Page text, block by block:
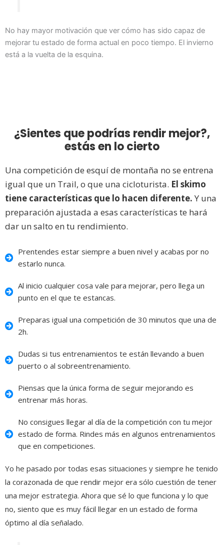
No hay mayor motivación que ver cómo has sido capaz de
mejorar tu estado de forma actual en poco tiempo. El invierno
está a la vuelta de la esquina.
¿Sientes que podrías rendir mejor?,
estás en lo cierto
Una competición de esquí de montaña no se entrena
igual que un Trail, o que una cicloturista. El skimo
tiene características que lo hacen diferente. Y una
preparación ajustada a esas características te hará
dar un salto en tu rendimiento.
Prentendes estar siempre a buen nivel y acabas por no
estarlo nunca.
Al inicio cualquier cosa vale para mejorar, pero llega un
punto en el que te estancas.
Preparas igual una competición de 30 minutos que una de
2h.
Dudas si tus entrenamientos te están llevando a buen
puerto o al sobreentrenamiento.
Piensas que la única forma de seguir mejorando es
entrenar más horas.
No consigues llegar al día de la competición con tu mejor
estado de forma. Rindes más en algunos entrenamientos
que en competiciones.
Yo he pasado por todas esas situaciones y siempre he tenido
la corazonada de que rendir mejor era sólo cuestión de tener
una mejor estrategia. Ahora que sé lo que funciona y lo que
no, siento que es muy fácil llegar en un estado de forma
óptimo al día señalado.